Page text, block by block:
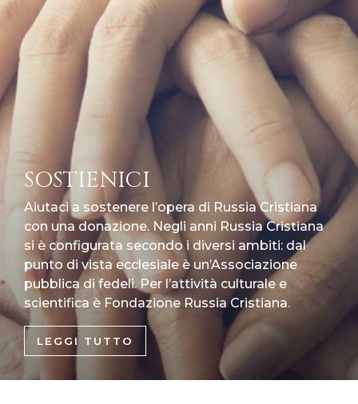
SOSTIENICI
Aiutaci a sostenere l’opera di Russia Cristiana
con una donazione. Negli anni Russia Cristiana
si è configurata secondo i diversi ambiti: dal
punto di vista ecclesiale è un’Associazione
pubblica di fedeli. Per l’attività culturale e
scientifica è Fondazione Russia Cristiana.
LEGGI TUTTO